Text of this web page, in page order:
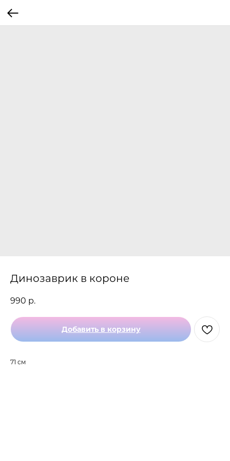
Динозаврик в короне
990 р.
Добавить в корзину
71 см